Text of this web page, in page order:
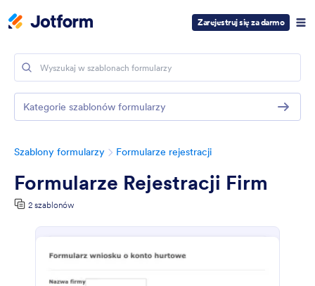
Zarejestruj się za darmo
Szablony formularzy Formularze rejestracji
Formularze Rejestracji Firm
2 szablonów
Kategorie szablonów formularzy